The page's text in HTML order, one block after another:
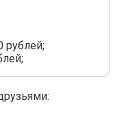
рублей;